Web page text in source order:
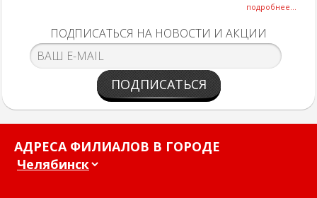
подробнее...
ПОДПИСАТЬСЯ НА НОВОСТИ И АКЦИИ
ПОДПИСАТЬСЯ
АДРЕСА ФИЛИАЛОВ В ГОРОДЕ